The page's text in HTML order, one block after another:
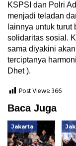
KSPSI dan Polri
menjadi teladan
lainnya untuk
solidaritas sosial.
sama diyakini
terciptanya
Dhet ).
Post Views:366
Baca Juga
Jakarta